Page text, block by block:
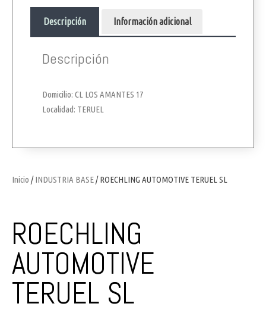
Inicio /INDUSTRIA BASE/ ROECHLING AUTOMOTIVE TERUEL SL
ROECHLING
AUTOMOTIVE
TERUEL SL
Descripción Información adicional
Descripción
Domicilio: CL LOS AMANTES 17
Localidad: TERUEL